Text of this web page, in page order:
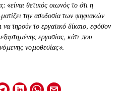
«είναι θετικός οιωνός το ότι η
την ασυδοσία των ψηφιακών
τηρούν το εργατικό δίκαιο, εφόσον
εργασίας, κάτι που
νομοθεσίας».